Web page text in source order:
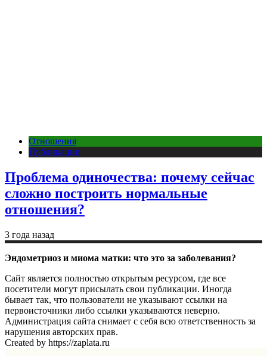
Отношения
Публикации
Проблема одиночества: почему сейчас
сложно построить нормальные
отношения?
3 года назад
Эндометриоз и миома матки: что это за заболевания?
Сайт является полностью открытым ресурсом, где все
посетители могут присылать свои публикации. Иногда
бывает так, что пользователи не указывают ссылки на
первоисточники либо ссылки указываются неверно.
Администрация сайта снимает с себя всю ответственность за
нарушения авторских прав.
Created by https://zaplata.ru